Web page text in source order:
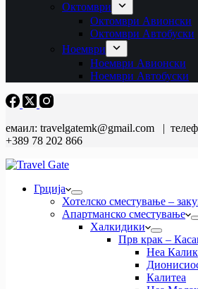
Октомври
Октомври Авионски
Октомври Автобуски
Ноември
Ноември Авионски
Ноември Автобуски
емаил: travelgatemk@gmail.com |
+389 78 202 866
Грција
Хотелско сместување –
Апартманско сместување
Халкидики
Прв крак –
Неа
Калитеа